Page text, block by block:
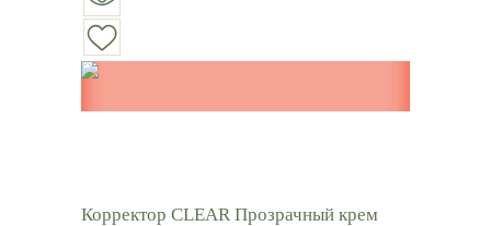
Корректор CLEAR Прозрачный крем